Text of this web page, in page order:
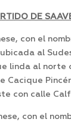
DE
con el
al
linda al norte
Cacique
con calle
con el